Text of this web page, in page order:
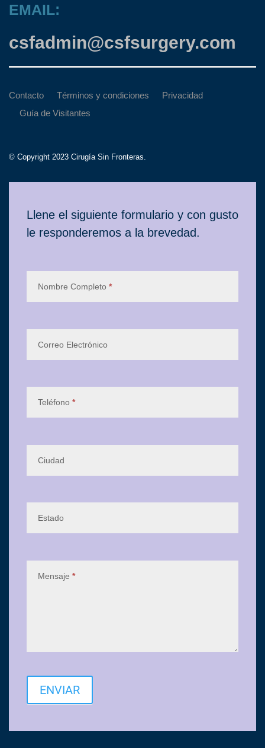
EMAIL:
csfadmin@csfsurgery.com
Contacto Términos y condiciones
Privacidad
Guía de Visitantes
© Copyright 2023 Cirugía Sin Fronteras.
Llene el siguiente formulario y con gusto
le responderemos a la brevedad.
Nombre Completo *
Correo Electrónico
Teléfono *
Ciudad
Estado
Mensaje *
ENVIAR